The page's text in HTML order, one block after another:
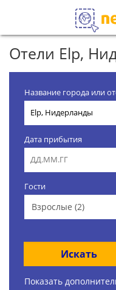
Отели Elp,
Название города или
Дата прибытия
Гости
Взрослые (2)
Искать
Показать